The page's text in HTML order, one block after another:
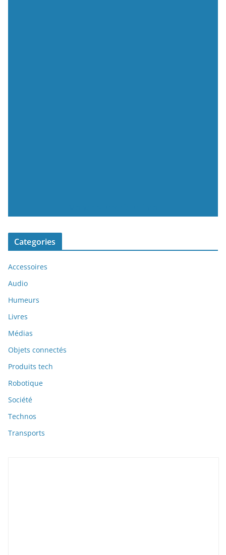
Categories
Accessoires
Audio
Humeurs
Livres
Médias
Objets connectés
Produits tech
Robotique
Société
Technos
Transports